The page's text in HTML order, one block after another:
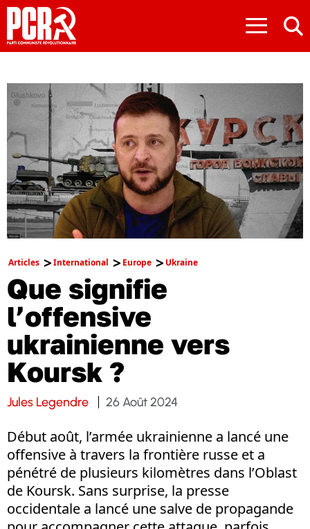
≡
Articles International Europe Ukraine
Que signifie
l’offensive
ukrainienne vers
Koursk ?
Jules Legendre 26 Août 2024
Début août, l’armée ukrainienne a lancé une
offensive à travers la frontière russe et a
pénétré de plusieurs kilomètres dans l’Oblast
de Koursk. Sans surprise, la presse
occidentale a lancé une salve de propagande